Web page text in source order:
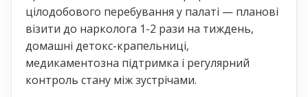
цілодобового перебування у палаті — планові
візити до нарколога 1-2 рази на тиждень,
домашні детокс-крапельниці,
медикаментозна підтримка і регулярний
контроль стану між зустрічами.